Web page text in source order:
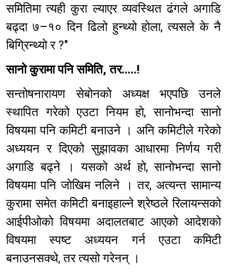
समितिमा त्यही कुरा ल्याएर व्यवस्थित ढंगले अगाडि
बढ्दा ७–१० दिन ढिलो हुन्थ्यो होला, त्यसले के नै
बिग्रिन्थ्यो र ?"
सानो कुरामा पनि समिति, तर.....!
सन्तोषनारायण सेबोनको अध्यक्ष भएपछि उनले
स्थापित गरेको एउटा नियम हो, सानोभन्दा सानो
विषयमा पनि कमिटी बनाउने । अनि कमिटीले गरेको
अध्ययन र दिएको सुझावका आधारमा निर्णय गरी
अगाडि बढ्ने । यसको अर्थ हो, सानोभन्दा सानो
विषयमा पनि जोखिम नलिने । तर, अत्यन्त सामान्य
कुरामा समेत कमिटी बनाइहाल्ने श्रेष्ठले रिलायन्सको
आईपीओको विषयमा अदालतबाट आएको आदेशको
विषयमा स्पष्ट अध्ययन गर्न एउटा कमिटी
बनाउनसक्थे, तर त्यसो गरेनन् ।